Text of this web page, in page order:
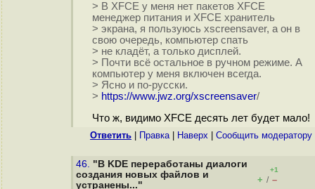
> В XFCE у меня нет пакетов XFCE
менеджер питания и XFCE хранитель
> экрана, я пользуюсь xscreensaver, а он в
свою очередь, компьютер спать
> не кладёт, а только дисплей.
> Почти всё остальное в ручном режиме. А
компьютер у меня включен всегда.
> Ясно и по-русски.
> https://www.jwz.org/xscreensaver/
Что ж, видимо XFCE десять лет будет мало!
Ответить Правка| Наверх Cообщить модератору
46. "В KDE переработаны диалоги
создания новых файлов и
устранены..."
+1
+ / –